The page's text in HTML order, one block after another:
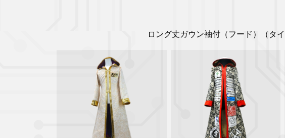
ロング丈ガウン袖付（フード）（タ